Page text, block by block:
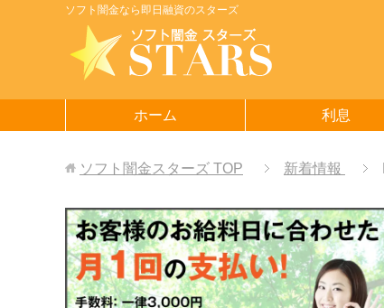
ソフト闇金なら即日融資のスターズ
ホーム 利息
ソフト闇金スターズ TOP 新着情報